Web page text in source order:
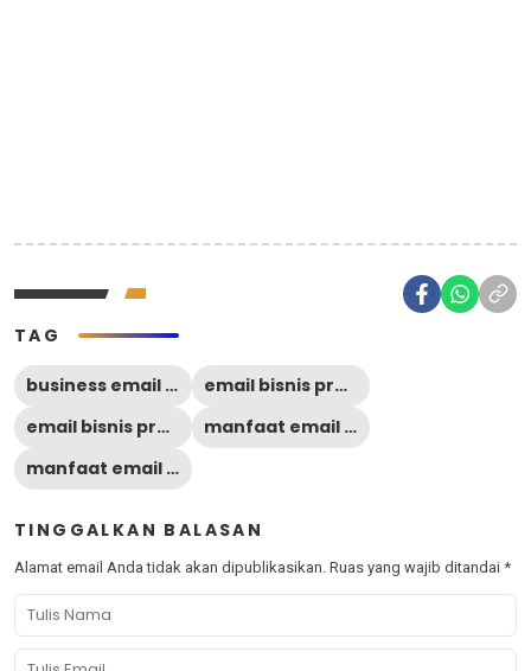
TAG
business email account
email bisnis profesional
email bisnis professional
manfaat email bisnis professional
manfaat email bisnis professional bagi perusahaan
TINGGALKAN BALASAN
Alamat email Anda tidak akan dipublikasikan. Ruas yang wajib ditandai *